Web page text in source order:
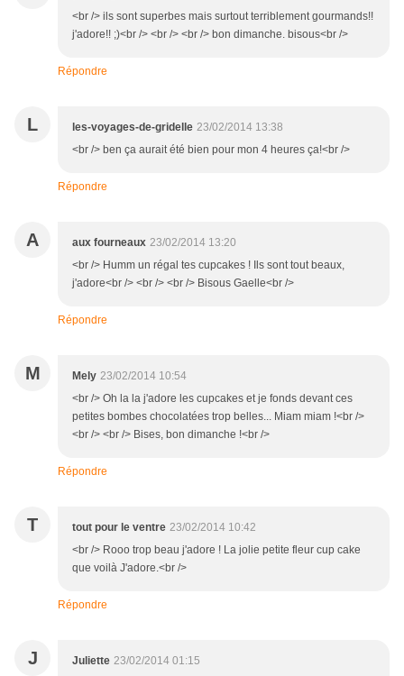
<br /> ils sont superbes mais surtout terriblement gourmands!!
j'adore!! ;)<br /> <br /> <br /> bon dimanche. bisous<br />
Répondre
L les-voyages-de-gridelle 23/02/2014 13:38
<br /> ben ça aurait été bien pour mon 4 heures ça!<br />
Répondre
A aux fourneaux 23/02/2014 13:20
<br /> Humm un régal tes cupcakes ! Ils sont tout beaux,
j'adore<br /> <br /> <br /> Bisous Gaelle<br />
Répondre
M Mely 23/02/2014 10:54
<br /> Oh la la j'adore les cupcakes et je fonds devant ces
petites bombes chocolatées trop belles... Miam miam !<br />
<br /> <br /> Bises, bon dimanche !<br />
Répondre
T tout pour le ventre 23/02/2014 10:42
<br /> Rooo trop beau j'adore ! La jolie petite fleur cup cake
que voilà J'adore.<br />
Répondre
J Juliette 23/02/2014 01:15